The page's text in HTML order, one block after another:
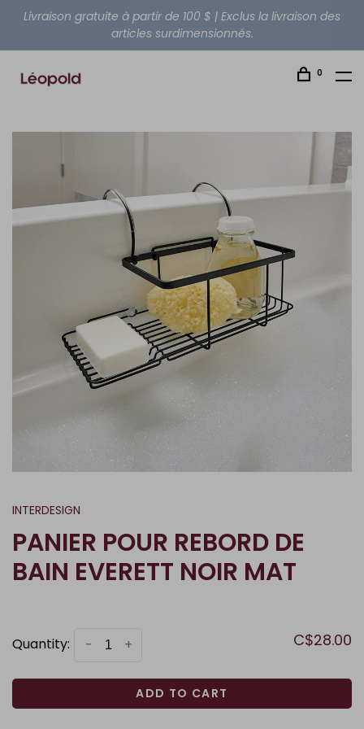
Livraison gratuite à partir de 100 $ | Exclus la livraison des
articles surdimensionnés.
0
INTERDESIGN
PANIER POUR REBORD DE
BAIN EVERETT NOIR MAT
Quantity: +
- C$28.00
ADD TO CART